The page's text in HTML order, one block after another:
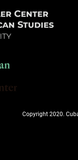
Copyright 2020.